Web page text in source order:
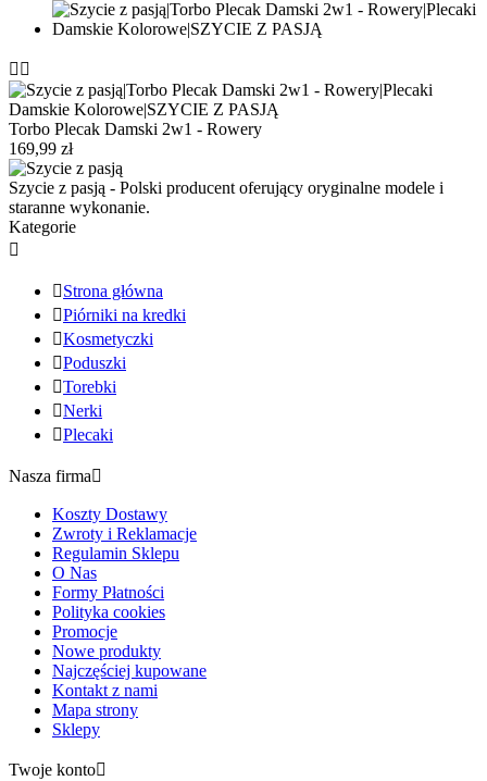
 
Torbo Plecak Damski 2w1 - Rowery
169,99 zł
Szycie z pasją - Polski producent oferujący oryginalne modele i
staranne wykonanie.
Kategorie

Strona główna
Piórniki na kredki
Kosmetyczki
Poduszki
Torebki
Nerki
Plecaki
Nasza firma
Koszty Dostawy
Zwroty i Reklamacje
Regulamin Sklepu
O Nas
Formy Płatności
Polityka cookies
Promocje
Nowe produkty
Najczęściej kupowane
Kontakt z nami
Mapa strony
Sklepy
Twoje konto